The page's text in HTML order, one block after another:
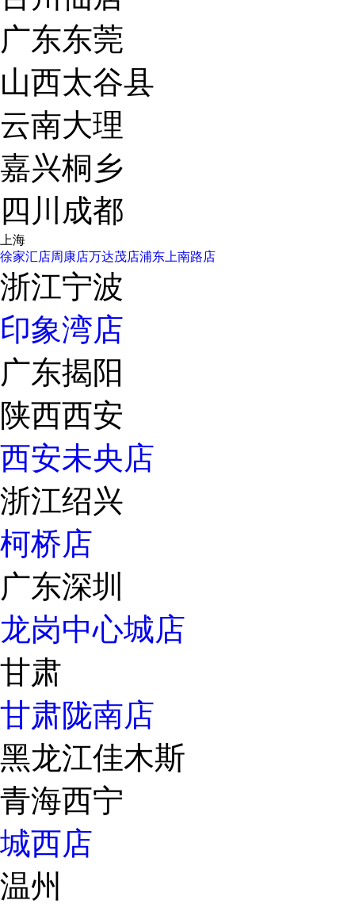
广东东莞
山西太谷县
云南大理
嘉兴桐乡
四川成都
上海
徐家汇店周康店万达茂店浦东上南路店
浙江宁波
印象湾店
广东揭阳
陕西西安
西安未央店
浙江绍兴
柯桥店
广东深圳
龙岗中心城店
甘肃
甘肃陇南店
黑龙江佳木斯
青海西宁
城西店
温州